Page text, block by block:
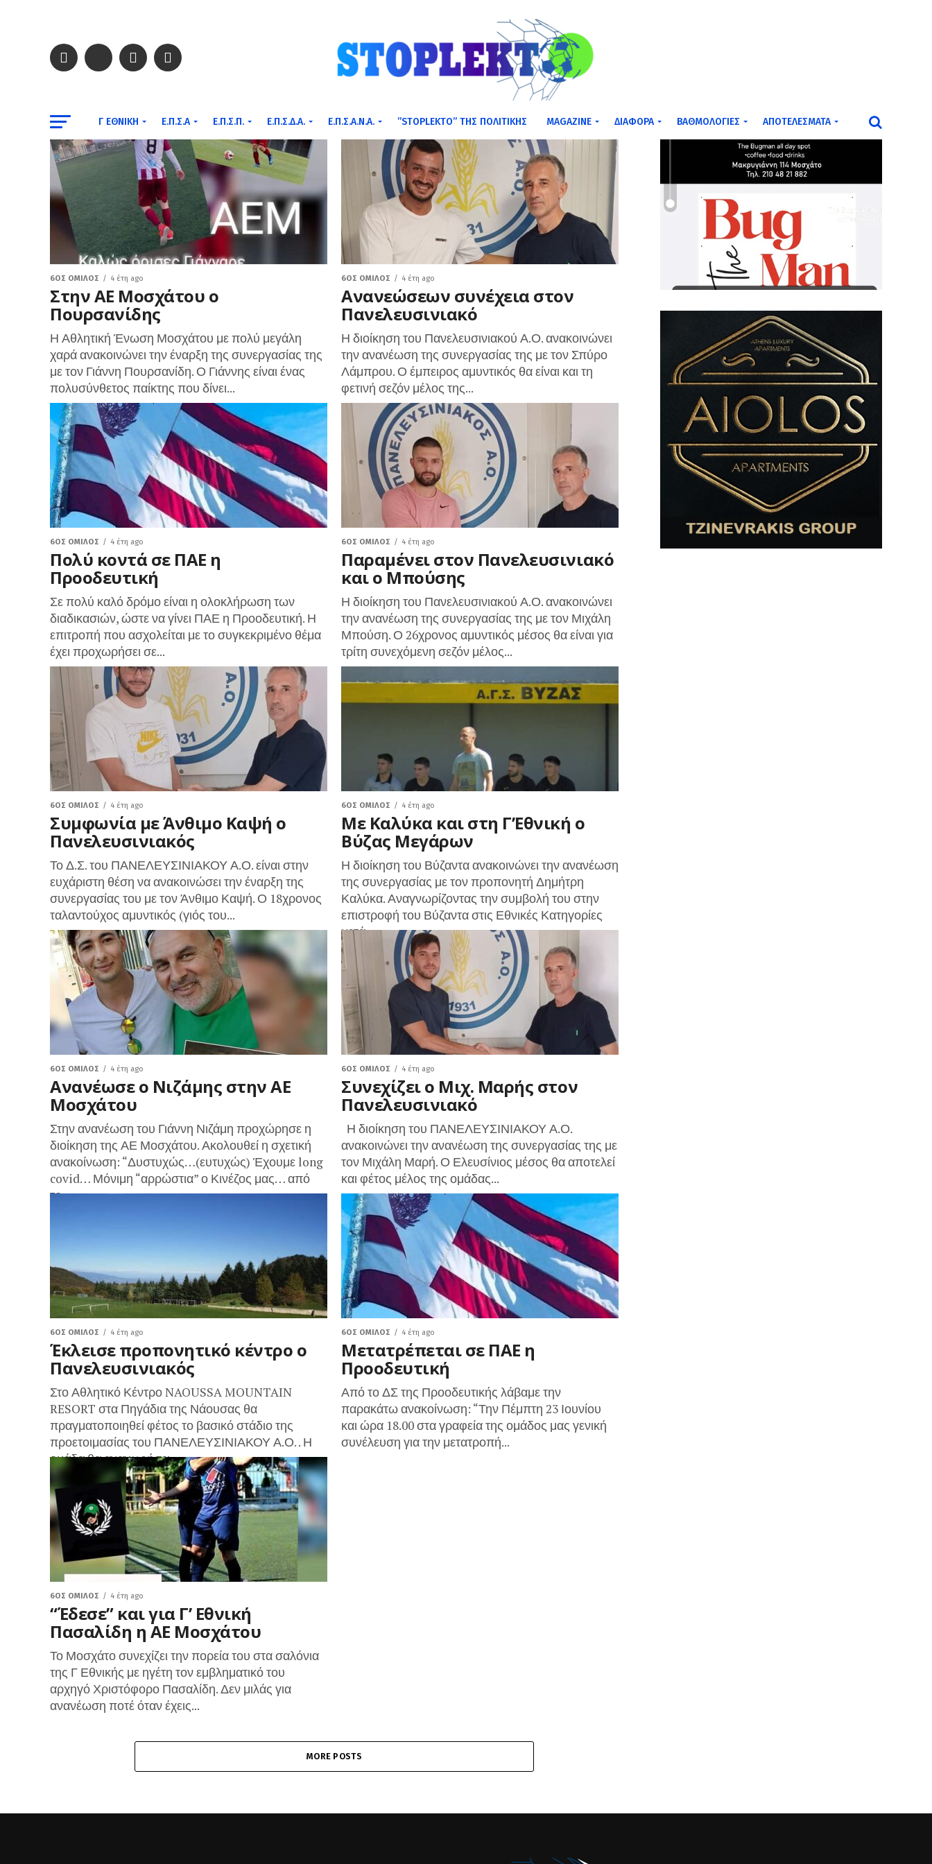
Γ ΕΘΝΙΚΉ Ε.Π.Σ.Α Ε.Π.Σ.Π. Ε.Π.Σ.Δ.Α. Ε.Π.Σ.Α.Ν.Α. ”STOPLEKTO” ΤΗΣ ΠΟΛΙΤΙΚΗΣ MAGAZINE ΔΙΆΦΟΡΑ ΒΑΘΜΟΛΟΓΊΕΣ ΑΠΟΤΕΛΈΣΜΑΤΑ
6ΟΣ ΌΜΙΛΟΣ 4 έτη ago
Στην ΑΕ Μοσχάτου ο
Πουρσανίδης
Η Αθλητική Ένωση Μοσχάτου με πολύ μεγάλη
χαρά ανακοινώνει την έναρξη της συνεργασίας της
με τον Γιάννη Πουρσανίδη. Ο Γιάννης είναι ένας
πολυσύνθετος παίκτης που δίνει...
6ΟΣ ΌΜΙΛΟΣ 4 έτη ago
Ανανεώσεων συνέχεια στον
Πανελευσινιακό
Η διοίκηση του Πανελευσινιακού Α.Ο. ανακοινώνει
την ανανέωση της συνεργασίας της με τον Σπύρο
Λάμπρου. Ο έμπειρος αμυντικός θα είναι και τη
φετινή σεζόν μέλος της...
6ΟΣ ΌΜΙΛΟΣ 4 έτη ago
Πολύ κοντά σε ΠΑΕ η
Προοδευτική
Σε πολύ καλό δρόμο είναι η ολοκλήρωση των
διαδικασιών, ώστε να γίνει ΠΑΕ η Προοδευτική. Η
επιτροπή που ασχολείται με το συγκεκριμένο θέμα
έχει προχωρήσει σε...
6ΟΣ ΌΜΙΛΟΣ 4 έτη ago
Παραμένει στον Πανελευσινιακό
και ο Μπούσης
Η διοίκηση του Πανελευσινιακού Α.Ο. ανακοινώνει
την ανανέωση της συνεργασίας της με τον Μιχάλη
Μπούση. Ο 26χρονος αμυντικός μέσος θα είναι για
τρίτη συνεχόμενη σεζόν μέλος...
6ΟΣ ΌΜΙΛΟΣ 4 έτη ago
Συμφωνία με Άνθιμο Καψή ο
Πανελευσινιακός
Το Δ.Σ. του ΠΑΝΕΛΕΥΣΙΝΙΑΚΟΥ Α.Ο. είναι στην
ευχάριστη θέση να ανακοινώσει την έναρξη της
συνεργασίας του με τον Άνθιμο Καψή. Ο 18χρονος
ταλαντούχος αμυντικός (γιός του...
6ΟΣ ΌΜΙΛΟΣ 4 έτη ago
Με Καλύκα και στη Γ’Εθνική ο
Βύζας Μεγάρων
Η διοίκηση του Βύζαντα ανακοινώνει την ανανέωση
της συνεργασίας με τον προπονητή Δημήτρη
Καλύκα. Αναγνωρίζοντας την συμβολή του στην
επιστροφή του Βύζαντα στις Εθνικές Κατηγορίες
μετά...
6ΟΣ ΌΜΙΛΟΣ 4 έτη ago
Ανανέωσε ο Νιζάμης στην ΑΕ
Μοσχάτου
Στην ανανέωση του Γιάννη Νιζάμη προχώρησε η
διοίκηση της ΑΕ Μοσχάτου. Ακολουθεί η σχετική
ανακοίνωση: “Δυστυχώς…(ευτυχώς) Έχουμε long
covid… Μόνιμη “αρρώστια” ο Κινέζος μας… από
το...
6ΟΣ ΌΜΙΛΟΣ 4 έτη ago
Συνεχίζει ο Μιχ. Μαρής στον
Πανελευσινιακό
Η διοίκηση του ΠΑΝΕΛΕΥΣΙΝΙΑΚΟΥ Α.Ο.
ανακοινώνει την ανανέωση της συνεργασίας της με
τον Μιχάλη Μαρή. Ο Ελευσίνιος μέσος θα αποτελεί
και φέτος μέλος της ομάδας...
6ΟΣ ΌΜΙΛΟΣ 4 έτη ago
Έκλεισε προπονητικό κέντρο ο
Πανελευσινιακός
Στο Αθλητικό Κέντρο NAOUSSA MOUNTAIN
RESORT στα Πηγάδια της Νάουσας θα
πραγματοποιηθεί φέτος το βασικό στάδιο της
προετοιμασίας του ΠΑΝΕΛΕΥΣΙΝΙΑΚΟΥ Α.Ο. . Η
ομάδα θα αναχωρήσει...
6ΟΣ ΌΜΙΛΟΣ 4 έτη ago
Μετατρέπεται σε ΠΑΕ η
Προοδευτική
Από το ΔΣ της Προοδευτικής λάβαμε την
παρακάτω ανακοίνωση: “Την Πέμπτη 23 Ιουνίου
και ώρα 18.00 στα γραφεία της ομάδος μας γενική
συνέλευση για την μετατροπή...
6ΟΣ ΌΜΙΛΟΣ 4 έτη ago
“Έδεσε” και για Γ’ Εθνική
Πασαλίδη η ΑΕ Μοσχάτου
Το Μοσχάτο συνεχίζει την πορεία του στα σαλόνια
της Γ Εθνικής με ηγέτη τον εμβληματικό του
αρχηγό Χριστόφορο Πασαλίδη. Δεν μιλάς για
ανανέωση ποτέ όταν έχεις...
MORE POSTS